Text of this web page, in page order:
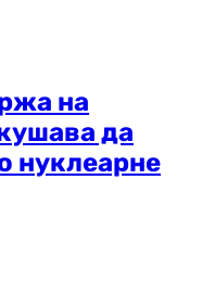
на
да
нуклеарне